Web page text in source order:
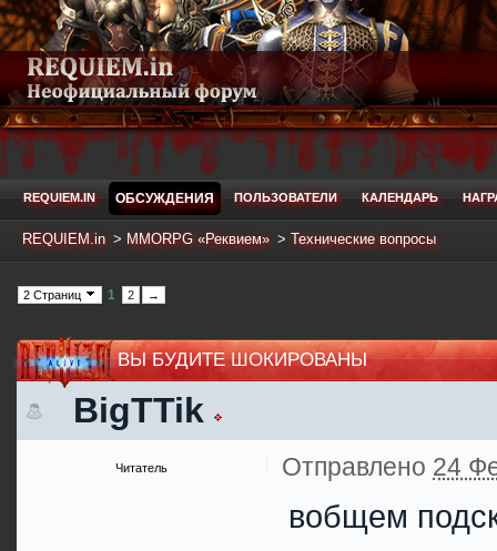
REQUIEM.IN ОБСУЖДЕНИЯ ПОЛЬЗОВАТЕЛИ КАЛЕНДАРЬ
REQUIEM.in > MMORPG «Реквием» > Технические вопросы
2 Страниц 1 2 →
ВЫ БУДИТЕ ШОКИРОВАНЫ
BigTTik
Читатель Отправлено 24
вобщем